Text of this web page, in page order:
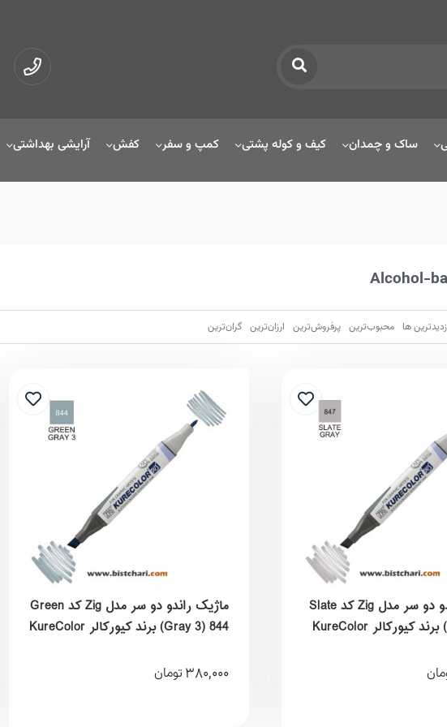
ساک و چمدان کیف و کوله پشتی کمپ و سفر کفش آرایشی بهداشتی
Alcohol-
ها محبوب‌‌ترین پرفروش‌ترین ارزان‌ترین گران‌ترین
ماژیک راندو دو سر مدل Zig کد Slate
ماژیک راندو دو سر مدل Zig کد Green
Gray 3) 844) برند کیورکالر KureColor
380,000 تومان